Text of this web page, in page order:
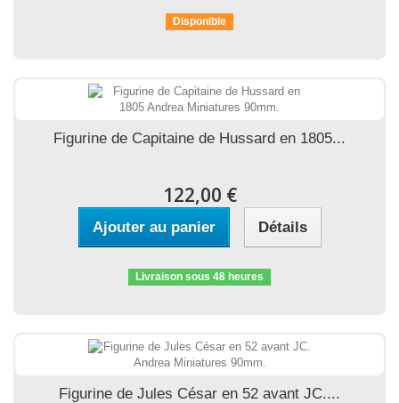
Disponible
Figurine de Capitaine de Hussard en 1805...
122,00 €
Ajouter au panier Détails
Livraison sous 48 heures
Figurine de Jules César en 52 avant JC....